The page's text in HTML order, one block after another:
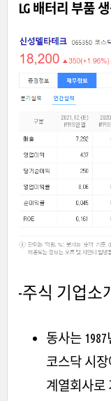
LG 배터리 부품 생
-주식 기업소
동사는
코스닥 시
계열회사로